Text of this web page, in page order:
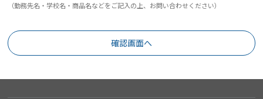
（勤務先名・学校名・商品名などをご記入の上、お問い合わせください）